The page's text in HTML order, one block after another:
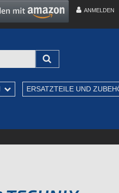
ANMELDEN
ERSATZTEILE UND